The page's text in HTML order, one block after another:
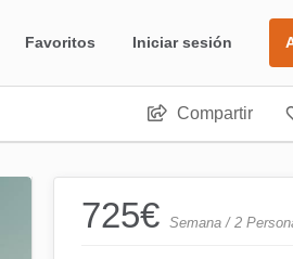
Favoritos Iniciar sesión
Compartir
725€ Semana / 2